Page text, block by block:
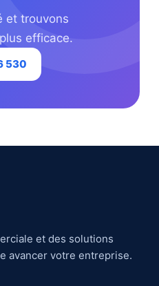
et trouvons
efficace.
530
et des solutions
avancer votre entreprise.